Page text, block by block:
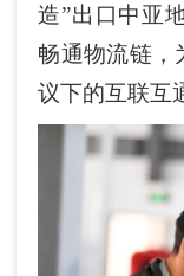
造”出口中亚
畅通物流链，
议下的互联互